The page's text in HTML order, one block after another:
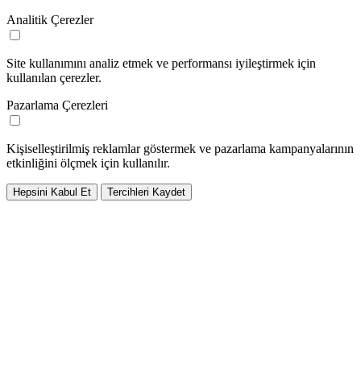
Analitik Çerezler
Site kullanımını analiz etmek ve performansı iyileştirmek için
kullanılan çerezler.
Pazarlama Çerezleri
Kişiselleştirilmiş reklamlar göstermek ve pazarlama kampanyalarının
etkinliğini ölçmek için kullanılır.
Hepsini Kabul Et Tercihleri Kaydet